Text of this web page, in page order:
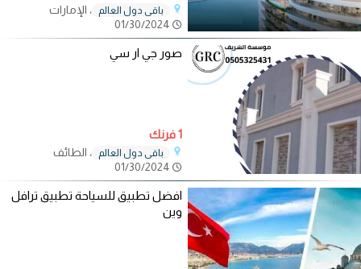
باقي دول العالم
، الإمارات
صور جي ار سي
1 فرنك
باقي دول العالم
، الطائف
افضل تطبيق للسياحة تطبيق ترافل
وين